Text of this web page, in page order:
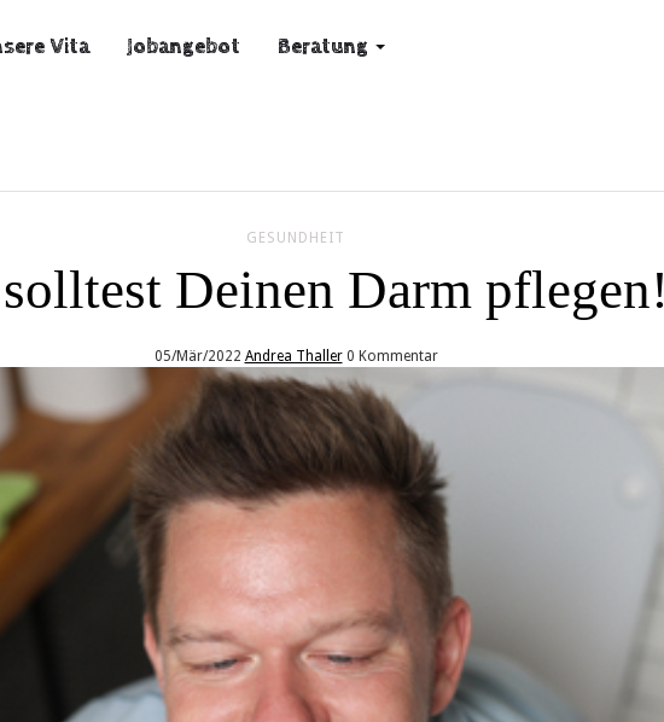
Vita Jobangebot Beratung
GESUNDHEIT
Deinen Darm pflegen!
05/Mär/2022 Andrea Thaller 0 Kommentar